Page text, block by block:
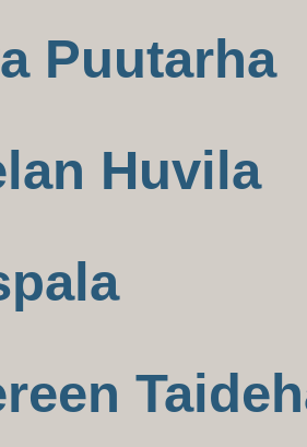
Puutarha
Huvila